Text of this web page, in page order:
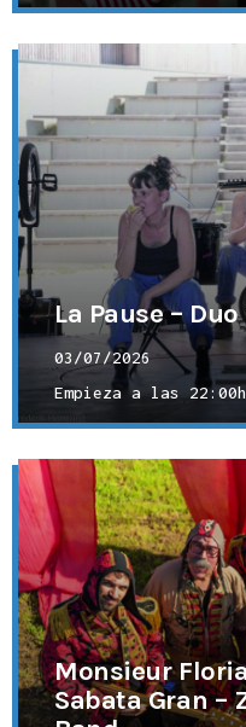
La Pause –
03/07/2026
Empieza a las
Monsieur
Sabata Gran –